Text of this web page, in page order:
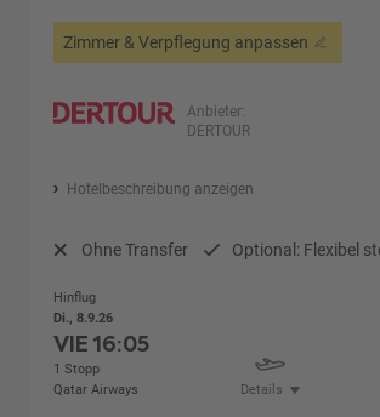
Zimmer & Verpflegung anpassen
Anbieter:
DERTOUR
Hotelbeschreibung anzeigen
Ohne Transfer Optional: Flexibel
Hinflug
Di., 8.9.26
VIE16:05
1 Stopp
Qatar Airways
Details